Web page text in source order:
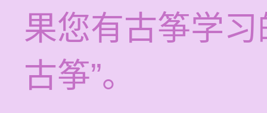
果您有古筝学
古筝”。